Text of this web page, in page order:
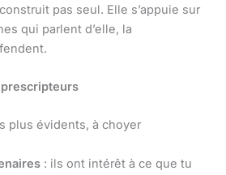
pas seul. Elle s’appuie sur
qui parlent d’elle, la
plus évidents, à choyer
: ils ont intérêt à ce que tu